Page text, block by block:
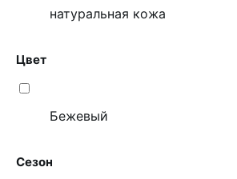
натуральная кожа
Цвет
Бежевый
Сезон